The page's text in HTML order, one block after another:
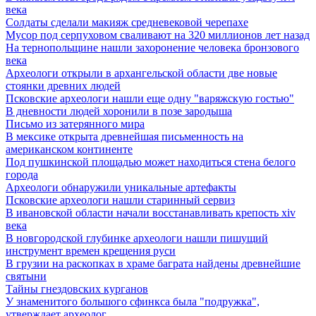
века
Солдаты сделали макияж средневековой черепахе
Мусор под cерпуховом сваливают на 320 миллионов лет назад
На тернопольщине нашли захоронение человека бронзового
века
Археологи открыли в архангельской области две новые
стоянки древних людей
Псковские археологи нашли еще одну "варяжскую гостью"
В дневности людей хоронили в позе зародыша
Письмо из затерянного мира
В мексике открыта древнейшая письменность на
американском континенте
Под пушкинской площадью может находиться стена белого
города
Археологи обнаружили уникальные артефакты
Псковские археологи нашли старинный сервиз
В ивановской области начали восстанавливать крепость xiv
века
В новгородской глубинке археологи нашли пишущий
инструмент времен крещения руси
В грузии на раскопках в храме баграта найдены древнейшие
святыни
Тайны гнездовских курганов
У знаменитого большого сфинкса была "подружка",